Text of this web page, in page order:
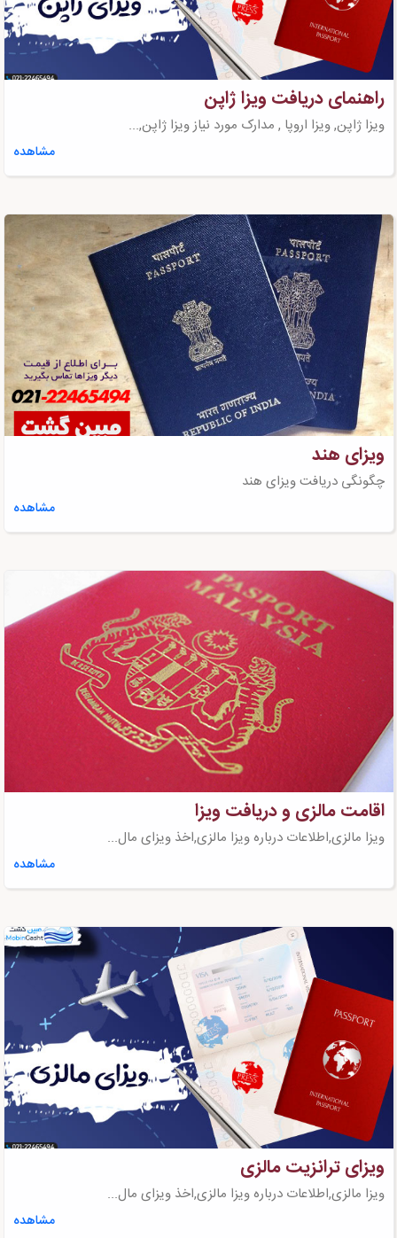
راهنمای دریافت ویزا ژاپن
ویزا ژاپن, ویزا اروپا , مدارک مورد نیاز ویزا ژاپن,...
مشاهده
ویزای هند
چگونگی دریافت ویزای هند
مشاهده
اقامت مالزی و دریافت ویزا
ویزا مالزی,اطلاعات درباره ویزا مالزی,اخذ ویزای مال...
مشاهده
ویزای ترانزیت مالزی
ویزا مالزی,اطلاعات درباره ویزا مالزی,اخذ ویزای مال...
مشاهده